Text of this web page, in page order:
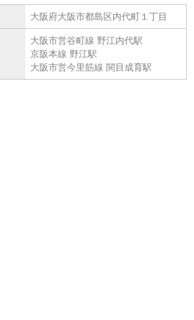
大阪府大阪市都島区内代町１丁目
大阪市営谷町線 野江内代駅
京阪本線 野江駅
大阪市営今里筋線 関目成育駅